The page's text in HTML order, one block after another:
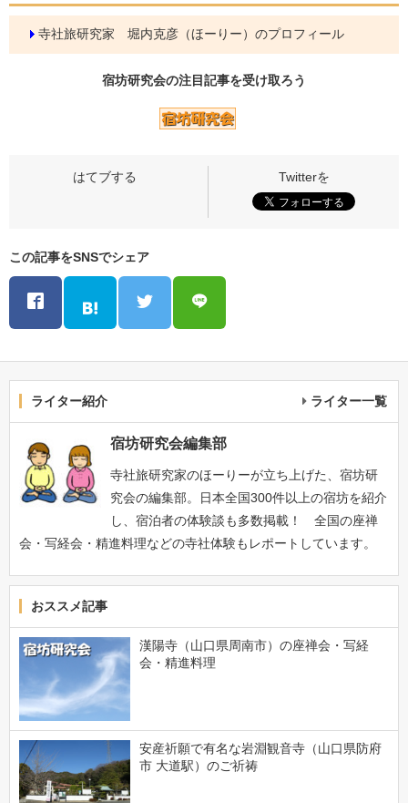
寺社旅研究家 堀内克彦（ほーりー）のプロフィール
宿坊研究会の注目記事を受け取ろう
この記事をSNSでシェア
ライター紹介 ライター一覧
宿坊研究会編集部
寺社旅研究家のほーりーが立ち上げた、宿坊研
究会の編集部。日本全国300件以上の宿坊を紹介
し、宿泊者の体験談も多数掲載！ 全国の座禅
会・写経会・精進料理などの寺社体験もレポートしています。
おススメ記事
漢陽寺（山口県周南市）の座禅会・写経
会・精進料理
安産祈願で有名な岩淵観音寺（山口県防府
市 大道駅）のご祈祷